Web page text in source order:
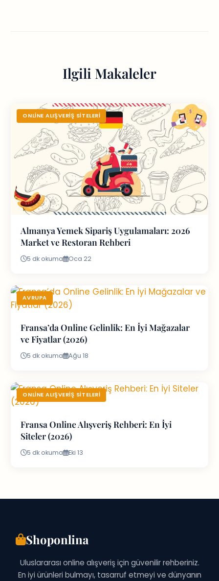
Ilgili Makaleler
ONLINE ALIŞVERIŞ SITELERI
Almanya Yemek Sipariş Uygulamaları: 2026
Market ve Restoran Rehberi
5 dk okuma Oca 22
AVRUPA
Fransa’da Online Gelinlik: En İyi Mağazalar
ve Fiyatlar (2026)
5 dk okuma Ağu 18
ONLINE ALIŞVERIŞ SITELERI
Fransa Online Alışveriş Rehberi: En İyi
Siteler (2026)
5 dk okuma Eki 13
Shoponlina
Uluslararası online alışveriş için güvenilir rehberiniz.
En iyi ürünleri bulmayı, tasarruf etmeyi ve dünyanın